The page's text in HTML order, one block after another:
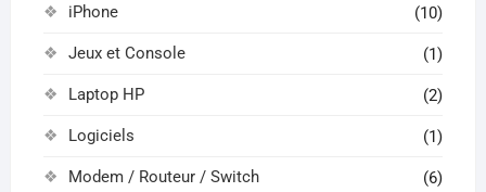
iPhone (10)
Jeux et Console (1)
Laptop HP (2)
Logiciels (1)
Modem / Routeur / Switch (6)